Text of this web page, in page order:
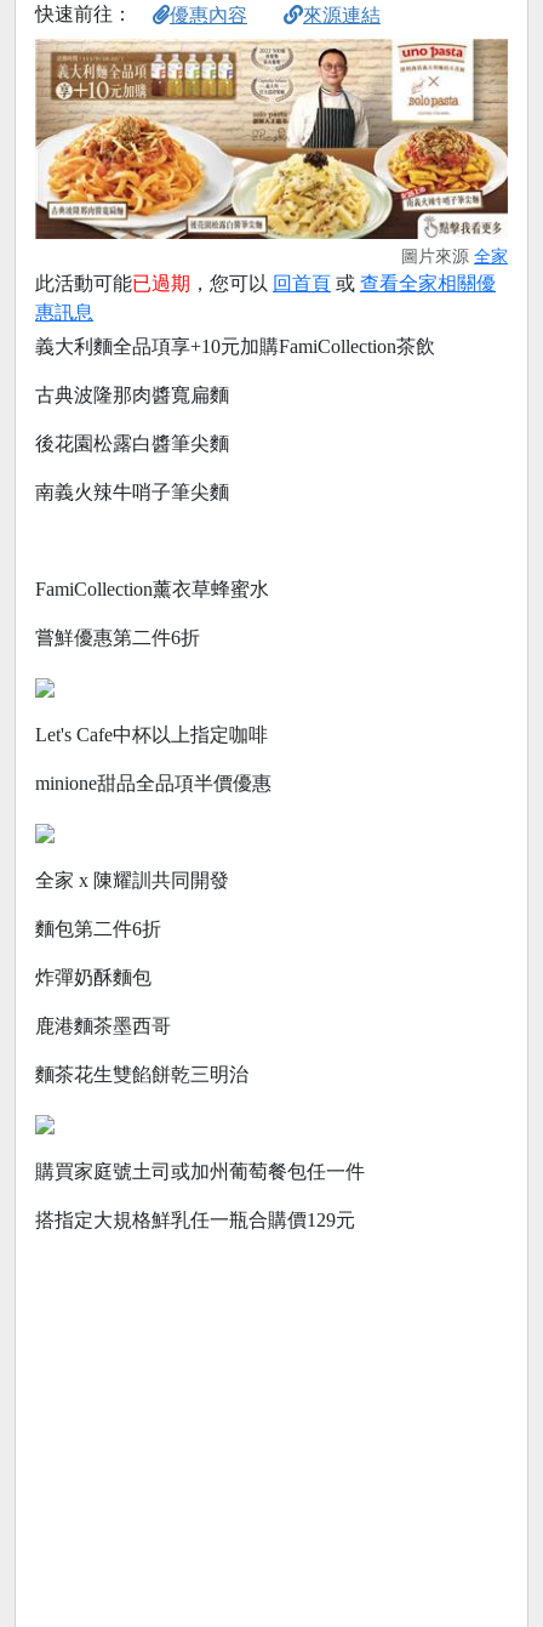
快速前往： 優惠內容 來源連結
圖片來源 全家
此活動可能已過期 ，您可以 回首頁 或 查看全家相關優
惠訊息
義大利麵全品項享+10元加購FamiCollection茶飲
古典波隆那肉醬寬扁麵
後花園松露白醬筆尖麵
南義火辣牛哨子筆尖麵
FamiCollection薰衣草蜂蜜水
嘗鮮優惠第二件6折
Let's Cafe中杯以上指定咖啡
minione甜品全品項半價優惠
全家 x 陳耀訓共同開發
麵包第二件6折
炸彈奶酥麵包
鹿港麵茶墨西哥
麵茶花生雙餡餅乾三明治
購買家庭號土司或加州葡萄餐包任一件
搭指定大規格鮮乳任一瓶合購價129元